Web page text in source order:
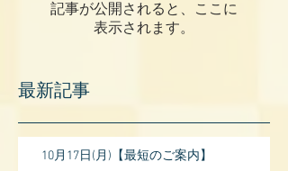
記事が公開されると、ここに
表示されます。
最新記事
10月17日(月)【最短のご案内】